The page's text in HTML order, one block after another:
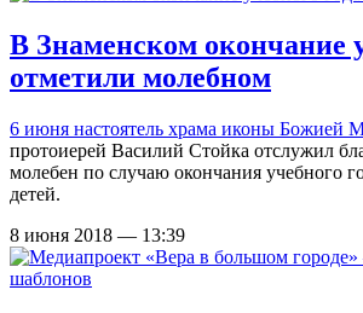
В Знаменском окончание
отметили молебном
6 июня настоятель храма иконы Божией
протоиерей Василий Стойка отслужил
молебен по случаю окончания учебного
детей.
8 июня 2018 — 13:39